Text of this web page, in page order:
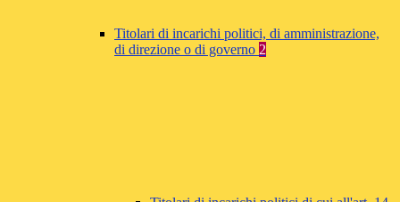
Titolari di incarichi politici, di amministrazione,
di direzione o di governo 2